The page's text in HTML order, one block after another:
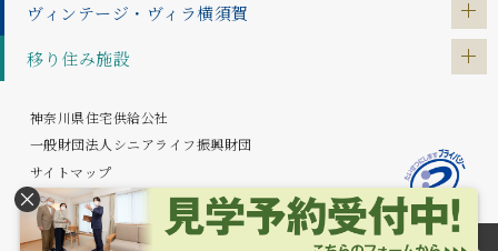
ヴィンテージ・ヴィラ横須賀
移り住み施設
神奈川県住宅供給公社
一般財団法人シニアライフ振興財団
サイトマップ
プライバシーポリシー
Copyright © Kanagawa Prefectural Housing Supply